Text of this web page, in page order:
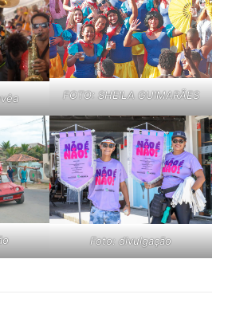
FOTO: SHEILA GUIMARÃES
Foto: divulgação